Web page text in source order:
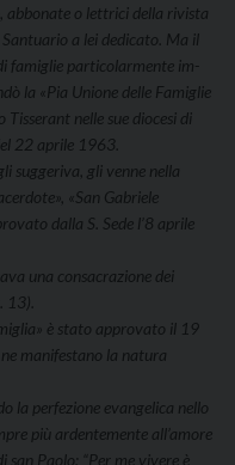
abbo­nate o lettrici della rivista
a lei dedicato. Ma il
famiglie particolarmente im­
la «Pia Unione delle Famiglie
nelle sue diocesi di
22 aprile 1963.
suggeriva, gli venne nella
«San Gabriele
dalla S. Sede l’8 aprile
una consacrazione dei
13).
è stato approvato il 19
manifestano la natura
la perfezione evangelica nello
più ardentemente all’amore
san Paolo: “Per me vivere è